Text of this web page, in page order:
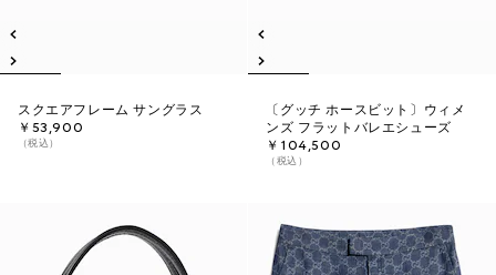
スクエアフレーム サングラス
￥53,900
（税込）
〔グッチ ホースビット〕ウィメ
ンズ フラットバレエシューズ
￥104,500
（税込）